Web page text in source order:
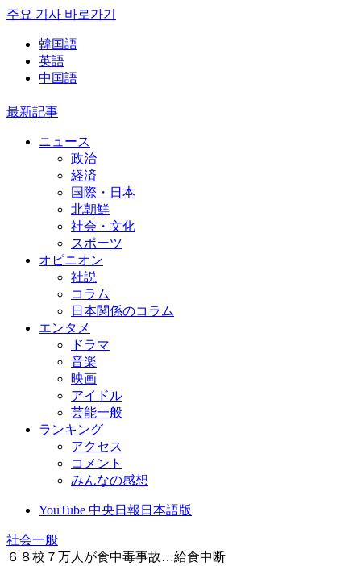
주요 기사 바로가기
韓国語
英語
中国語
最新記事
ニュース
政治
経済
国際・日本
北朝鮮
社会・文化
スポーツ
オピニオン
社説
コラム
日本関係のコラム
エンタメ
ドラマ
音楽
映画
アイドル
芸能一般
ランキング
アクセス
コメント
みんなの感想
YouTube 中央日報日本語版
社会一般
６８校７万人が食中毒事故…給食中断